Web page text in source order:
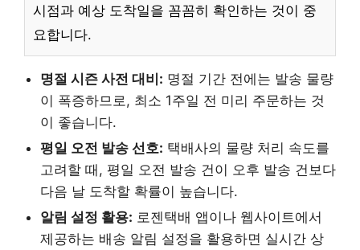
시점과 예상 도착일을 꼼꼼히 확인하는 것이 중
요합니다.
명절 시즌 사전 대비: 명절 기간 전에는 발송 물량
이 폭증하므로, 최소 1주일 전 미리 주문하는 것
이 좋습니다.
평일 오전 발송 선호: 택배사의 물량 처리 속도를
고려할 때, 평일 오전 발송 건이 오후 발송 건보다
다음 날 도착할 확률이 높습니다.
알림 설정 활용: 로젠택배 앱이나 웹사이트에서
제공하는 배송 알림 설정을 활용하면 실시간 상